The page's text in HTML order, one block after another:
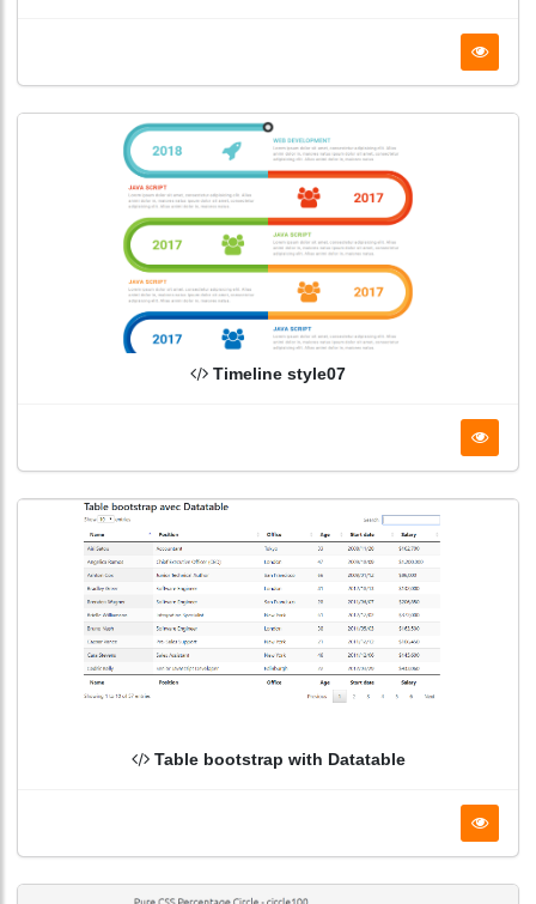
Timeline style07
Table bootstrap with Datatable